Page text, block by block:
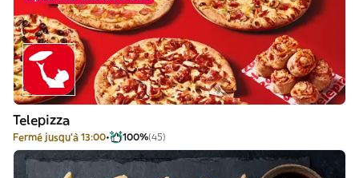
Telepizza
Fermé jusqu'à 13:00 100%(45)